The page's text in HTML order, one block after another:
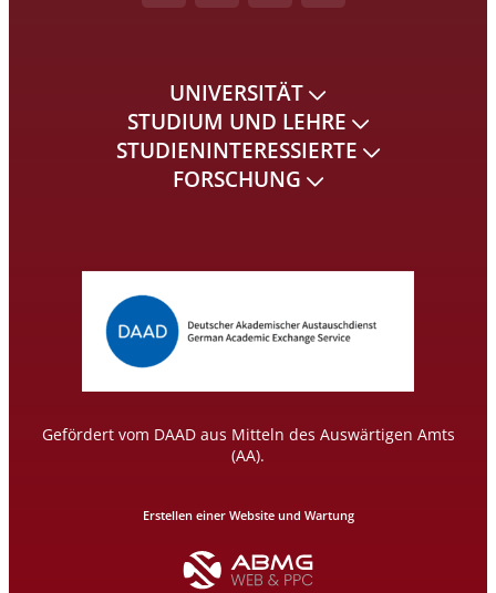
UNIVERSITÄT
STUDIUM UND LEHRE
STUDIENINTERESSIERTE
FORSCHUNG
Gefördert vom DAAD aus Mitteln des Auswärtigen Amts
(AA).
Erstellen einer Website und Wartung